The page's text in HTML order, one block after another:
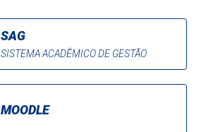
SAG
SISTEMA ACADÊMICO DE GESTÃO
MOODLE